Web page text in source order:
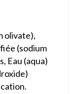
olivate),
(sodium
Eau (aqua)